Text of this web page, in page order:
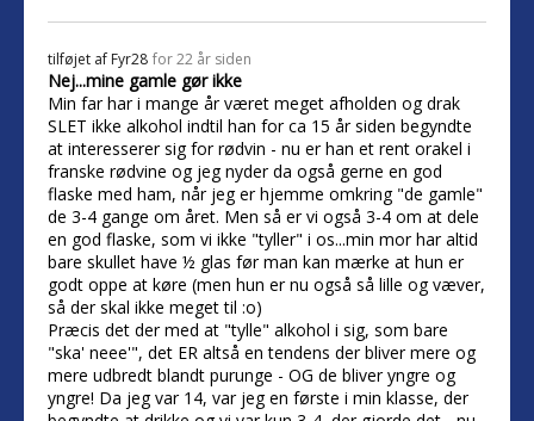
tilføjet af Fyr28 for 22 år siden
Nej...mine gamle gør ikke
Min far har i mange år været meget afholden og drak
SLET ikke alkohol indtil han for ca 15 år siden begyndte
at interesserer sig for rødvin - nu er han et rent orakel i
franske rødvine og jeg nyder da også gerne en god
flaske med ham, når jeg er hjemme omkring "de gamle"
de 3-4 gange om året. Men så er vi også 3-4 om at dele
en god flaske, som vi ikke "tyller" i os...min mor har altid
bare skullet have ½ glas før man kan mærke at hun er
godt oppe at køre (men hun er nu også så lille og væver,
så der skal ikke meget til :o)
Præcis det der med at "tylle" alkohol i sig, som bare
"ska' neee'", det ER altså en tendens der bliver mere og
mere udbredt blandt purunge - OG de bliver yngre og
yngre! Da jeg var 14, var jeg en første i min klasse, der